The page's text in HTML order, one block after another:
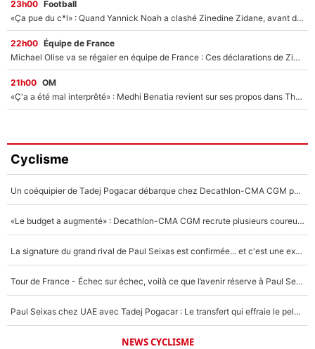
23h00 Football
«Ça pue du c*l» : Quand Yannick Noah a clashé Zinedine Zidane, avant de se faire recadrer par le nouveau sélectionneur de l'équipe de France !
22h00 Équipe de France
Michael Olise va se régaler en équipe de France : Ces déclarations de Zinedine Zidane qui prouvent qu'il va tout miser sur la star du Bayern Munich !
21h00 OM
«Ç'a a été mal interprêté» : Medhi Benatia revient sur ses propos dans The Bridge et précise ses conditions pour rejoindre le PSG !
Cyclisme
Un coéquipier de Tadej Pogacar débarque chez Decathlon-CMA CGM pour épauler Paul Seixas : «Mes meilleures années sont à venir»
«Le budget a augmenté» : Decathlon-CMA CGM recrute plusieurs coureurs pour offrir à Paul Seixas une équipe pour gagner le Tour de France 2027
La signature du grand rival de Paul Seixas est confirmée... et c'est une excellente nouvelle pour l'équipe Decathlon-CMA CGM !
Tour de France - Échec sur échec, voilà ce que l’avenir réserve à Paul Seixas : «Tant qu’il y aura un Pogacar comme celui-là...»
Paul Seixas chez UAE avec Tadej Pogacar : Le transfert qui effraie le peloton, «c’est la pire des choses qui puisse arriver»
NEWS CYCLISME